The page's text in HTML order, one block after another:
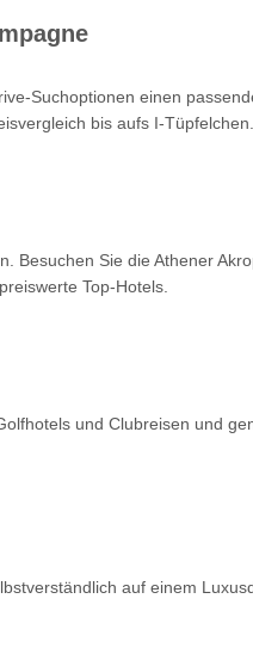
Suchoptionen einen
bis aufs I-Tüpfelchen.
Besuchen Sie die Athener
Top-Hotels.
und Clubreisen und
auf einem